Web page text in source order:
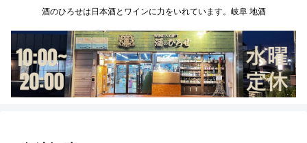
酒のひろせは日本酒とワインに力をいれています。岐阜 地酒